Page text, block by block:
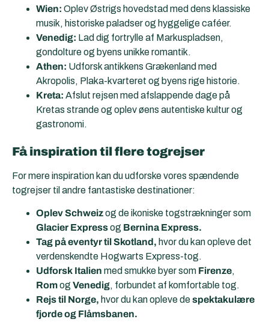
Wien: Oplev Østrigs hovedstad med dens klassiske
musik, historiske paladser og hyggelige caféer.
Venedig: Lad dig fortrylle af Markuspladsen,
gondolture og byens unikke romantik.
Athen: Udforsk antikkens Grækenland med
Akropolis, Plaka-kvarteret og byens rige historie.
Kreta: Afslut rejsen med afslappende dage på
Kretas strande og oplev øens autentiske kultur og
gastronomi.
Få inspiration til flere togrejser
For mere inspiration kan du udforske vores spændende
togrejser til andre fantastiske destinationer:
Oplev Schweizog de ikoniske togstrækninger som
Glacier Expressog Bernina Express.
Tag på eventyr til Skotland, hvor du kan opleve det
verdenskendte Hogwarts Express-tog.
Udforsk Italien med smukke byer som Firenze,
Romog Venedig, forbundet af komfortable tog.
Rejs til Norge, hvor du kan opleve despektakulære
fjorde og Flåmsbanen.